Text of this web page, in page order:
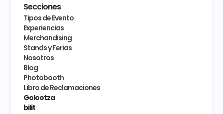
Secciones
Tipos de Evento
Experiencias
Merchandising
Stands y Ferias
Nosotros
Blog
Photobooth
Libro de Reclamaciones
Golootza
bilit